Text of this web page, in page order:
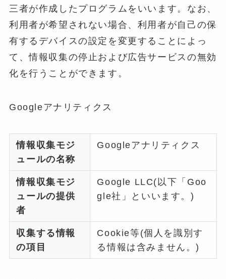
三者が作成したプログラムをいいます。なお、
利用者が希望されない場合、利用者が自己の保
有するデバイスの設定を変更することによっ
て、情報収集の停止および広告サービスの無効
化を行うことができます。
Googleアナリティクス
情報収集モジ
ュールの名称
Googleアナリティクス
情報収集モジ
ュールの提供
者
Google LLC(以下「Goo
gle社」といいます。)
収集する情報
の項目
Cookie等(個人を識別す
る情報は含みません。)